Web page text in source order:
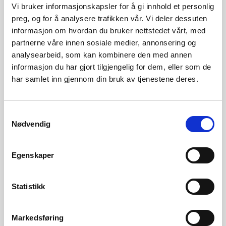
Vi bruker informasjonskapsler for å gi innhold et personlig
preg, og for å analysere trafikken vår. Vi deler dessuten
informasjon om hvordan du bruker nettstedet vårt, med
partnerne våre innen sosiale medier, annonsering og
analysearbeid, som kan kombinere den med annen
informasjon du har gjort tilgjengelig for dem, eller som de
har samlet inn gjennom din bruk av tjenestene deres.
Nødvendig
Egenskaper
Statistikk
Markedsføring
5 år for utplassering av testobjekter, ønskes fjernet.
Departementet ba NVE gjøre nødvendig saksforberedende
arbeid, og deretter levere en innstilling til vedtak. NVE
leverte innstillingen 06.11.2025. Energidepartementet
fattet vedtak 20.01.2025 og opphevet konsesjonsvilkår 5.
detaljplaner samt utsatt frist for idriftsettelse av
friluftsliv i Rogaland den 21.11.2025. NVE har ikke tatt
Energidepartementet for endelig avgjørelse. Den
NVEs vedtak.